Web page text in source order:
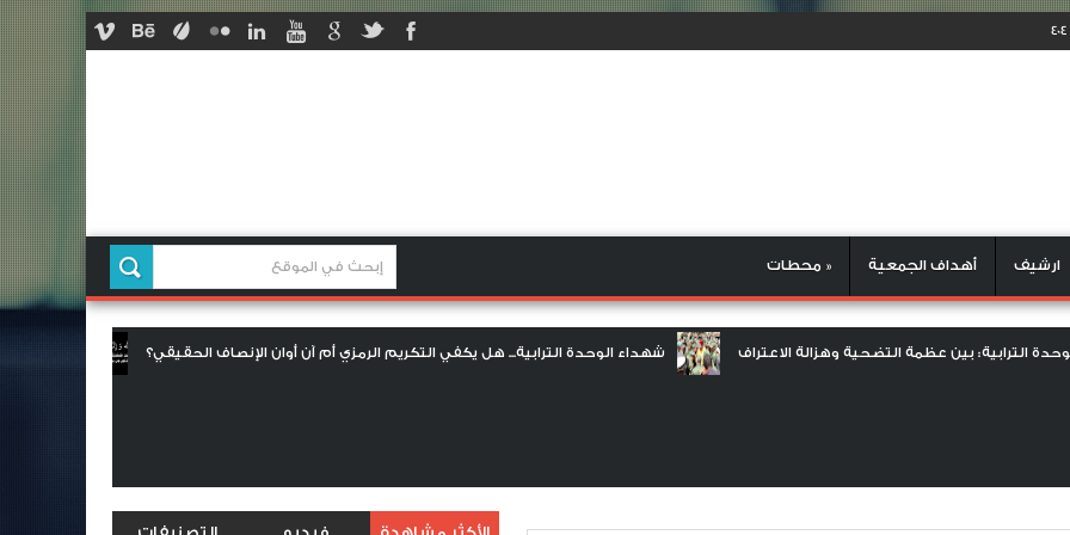
ارشيف أهداف الجمعية محطات »
شهداء الوحدة الترابية... هل يكفي التكريم الرمزي أم آن أوان الإنصاف الحقيقي؟ الوحدة الترابية: بين عظمة التضحية وهزالة الاعتراف